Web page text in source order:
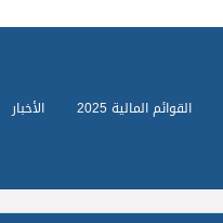
القوائم المالية 2025 الأخبار